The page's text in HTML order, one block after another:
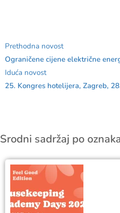
Prethodna novost
Ograničene cijene električne
Iduća novost
25. Kongres hotelijera, Zagreb,
Srodni sadržaj po